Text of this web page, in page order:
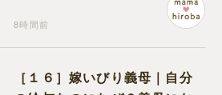
8時間前
［１６］嫁いびり義母｜自分